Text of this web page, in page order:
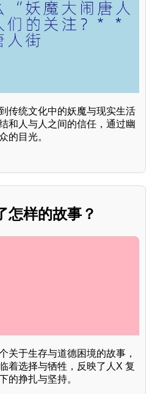
传统文化中的妖魔与现实生活
和人与人之间的信任，通过幽
的目光。
怎样的故事？
关于生存与道德困境的故事，
着选择与牺牲，反映了人X 复
的挣扎与坚持。